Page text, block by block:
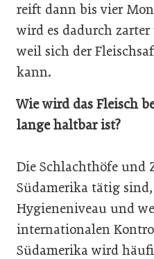
reift dann bis vier
wird es dadurch
weil sich der
kann.
Wie wird das Fleisch
lange haltbar ist?
Die Schlachthöfe und
Südamerika tätig
Hygieneniveau und
internationalen
Südamerika wird